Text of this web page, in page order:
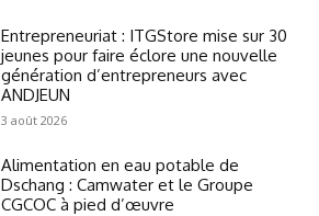
Entrepreneuriat : ITGStore mise sur 30
jeunes pour faire éclore une nouvelle
génération d’entrepreneurs avec
ANDJEUN
3 août 2026
Alimentation en eau potable de
Dschang : Camwater et le Groupe
CGCOC à pied d’œuvre